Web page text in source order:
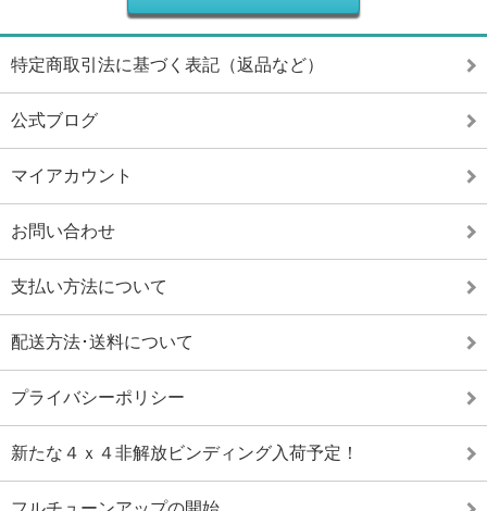
特定商取引法に基づく表記（返品など）
公式ブログ
マイアカウント
お問い合わせ
支払い方法について
配送方法･送料について
プライバシーポリシー
新たな４ｘ４非解放ビンディング入荷予定！